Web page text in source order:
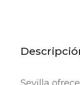
Sevilla